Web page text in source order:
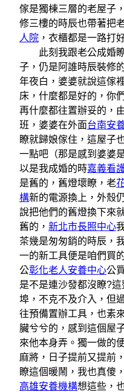
傢是獨棟三層的老屋子
修三樓的時辰也帶著把
人院 ，衣櫃都是一路打
此刻我跟老公成婚瞭
子，仍是阿誰時辰裝修
年夜白，婆婆就說這傢
床，什麼都是好的，你
再什麼都往置辦妥的，
班，婆婆在外面台南安
瞭就歸娘傢住，這屋子
一點吧（那是感到婆婆
以是我成婚的時嘉義看
是舊的，舊燈壞瞭，老
構新的電源換上，外殼
說把他們的舊燈換下來
舊的， 新北市長照中心
茶幾是匆匆銷的時辰，
一的新工具便是咱們買
公彰化老人安養中心公
是不是連沙發都沒瞭?
埠，不克不及介入，但
往預備置辦工具，也素
臟兮兮的，感到這個屋
來他本身弄。獨一做的
麻將，日子提前又提前
瞭這個暖鬧，我也真傻
高雄安養機構想這些，